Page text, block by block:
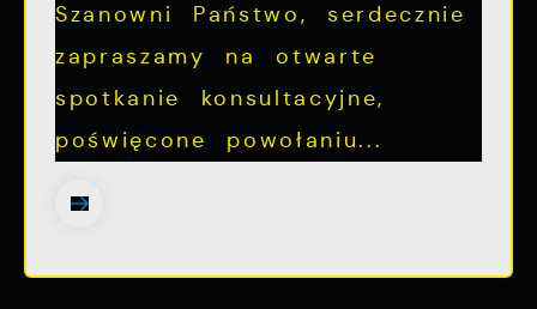
Szanowni Państwo, serdecznie
zapraszamy na otwarte
spotkanie konsultacyjne,
poświęcone powołaniu...